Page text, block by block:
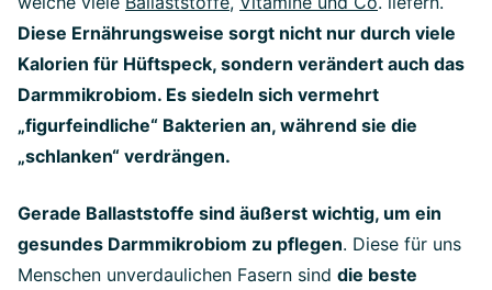
Diese Ernährungsweise sorgt nicht nur durch viele
Kalorien für Hüftspeck, sondern verändert auch das
Darmmikrobiom. Es siedeln sich vermehrt
„figurfeindliche“ Bakterien an, während sie die
„schlanken“ verdrängen.
Gerade Ballaststoffe sind äußerst wichtig, um ein
gesundes Darmmikrobiom zu pflegen. Diese für uns
Menschen unverdaulichen Fasern sind die beste